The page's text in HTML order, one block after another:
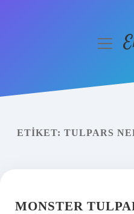
Yasal Uyarı
menüyü
ETIKET: TULPARS
MONSTER